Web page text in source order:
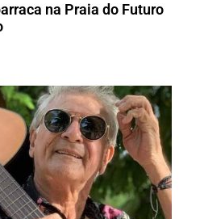
na Praia do Futuro